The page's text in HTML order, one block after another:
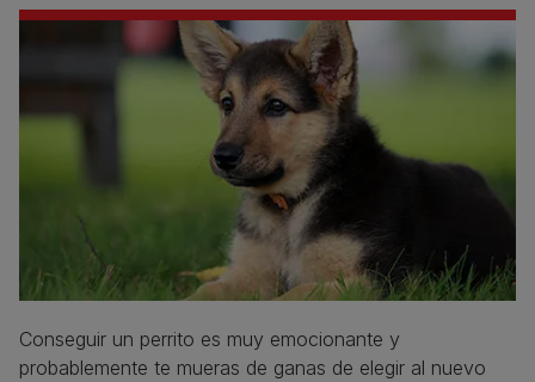
Conseguir un perrito es muy emocionante y
probablemente te mueras de ganas de elegir al nuevo